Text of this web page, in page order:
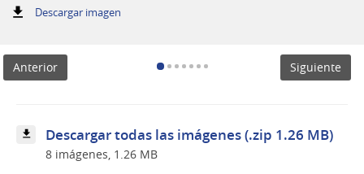
Descargar imagen:
general
del
MEC,
Anterior Siguiente
Descargar todas las imágenes (.zip 1.26 MB)
8 imágenes, 1.26 MB